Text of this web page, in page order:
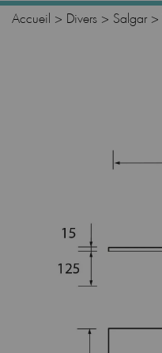
Accueil > Divers > Salgar >